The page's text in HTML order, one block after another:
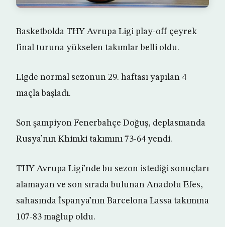
Basketbolda THY Avrupa Ligi play-off çeyrek
final turuna yükselen takımlar belli oldu.
Ligde normal sezonun 29. haftası yapılan 4
maçla başladı.
Son şampiyon Fenerbahçe Doğuş, deplasmanda
Rusya’nın Khimki takımını 73-64 yendi.
THY Avrupa Ligi’nde bu sezon istediği sonuçları
alamayan ve son sırada bulunan Anadolu Efes,
sahasında İspanya’nın Barcelona Lassa takımına
107-83 mağlup oldu.